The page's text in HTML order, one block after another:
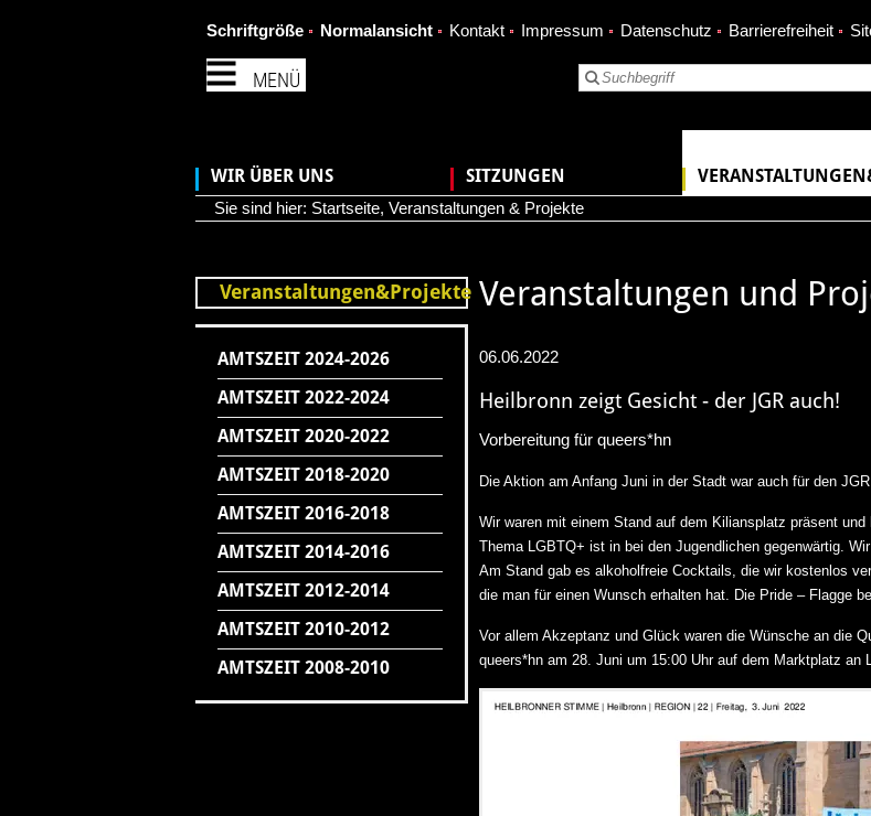
MENÜ
Schriftgröße Normalansicht Kontakt Impressum Datenschutz Barrierefreiheit
WIR ÜBER UNS SITZUNGEN
Sie sind hier: Startseite, Veranstaltungen & Projekte
Veranstaltungen&Projekte
AMTSZEIT 2024-2026
AMTSZEIT 2022-2024
AMTSZEIT 2020-2022
AMTSZEIT 2018-2020
AMTSZEIT 2016-2018
AMTSZEIT 2014-2016
AMTSZEIT 2012-2014
AMTSZEIT 2010-2012
AMTSZEIT 2008-2010
Veranstaltungen und
06.06.2022
Heilbronn zeigt Gesicht - der JGR auch!
Vorbereitung für queers*hn
Die Aktion am Anfang Juni in der Stadt war auch für den
Wir waren mit einem Stand auf dem Kiliansplatz präsent
Thema LGBTQ+ ist in bei den Jugendlichen gegenwärtig.
Am Stand gab es alkoholfreie Cocktails, die wir kostenlos
die man für einen Wunsch erhalten hat. Die Pride – Flagge
Vor allem Akzeptanz und Glück waren die Wünsche an die
queers*hn am 28. Juni um 15:00 Uhr auf dem Marktplatz an